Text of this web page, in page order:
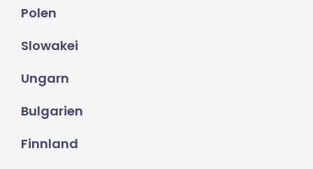
Polen
Slowakei
Ungarn
Bulgarien
Finnland